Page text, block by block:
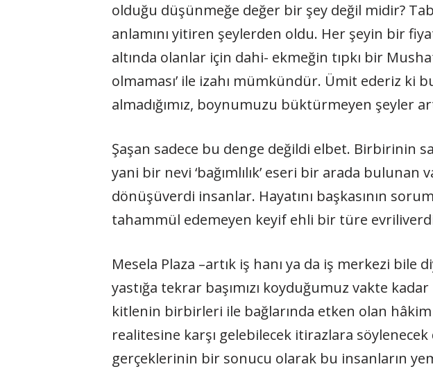
olduğu düşünmeğe değer bir şey değil midir?
anlamını yitiren şeylerden oldu. Her şeyin bir
altında olanlar için dahi- ekmeğin tıpkı bir
olmaması’ ile izahı mümkündür. Ümit ederiz ki
almadığımız, boynumuzu büktürmeyen şeyler
Şaşan sadece bu denge değildi elbet. Birbirinin
yani bir nevi ‘bağımlılık’ eseri bir arada
dönüşüverdi insanlar. Hayatını başkasının
tahammül edemeyen keyif ehli bir türe
Mesela Plaza –artık iş hanı ya da iş merkezi bile
yastığa tekrar başımızı koyduğumuz vakte
kitlenin birbirleri ile bağlarında etken olan hâkim
realitesine karşı gelebilecek itirazlara söylenecek
gerçeklerinin bir sonucu olarak bu insanların